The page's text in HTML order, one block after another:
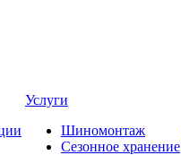
Услуги
Шиномонтаж
Сезонное хранение